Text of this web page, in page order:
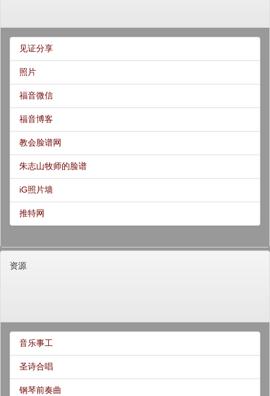
见证分享
照片
福音微信
福音博客
教会脸谱网
朱志山牧师的脸谱
iG照片墙
推特网
资源
音乐事工
圣诗合唱
钢琴前奏曲